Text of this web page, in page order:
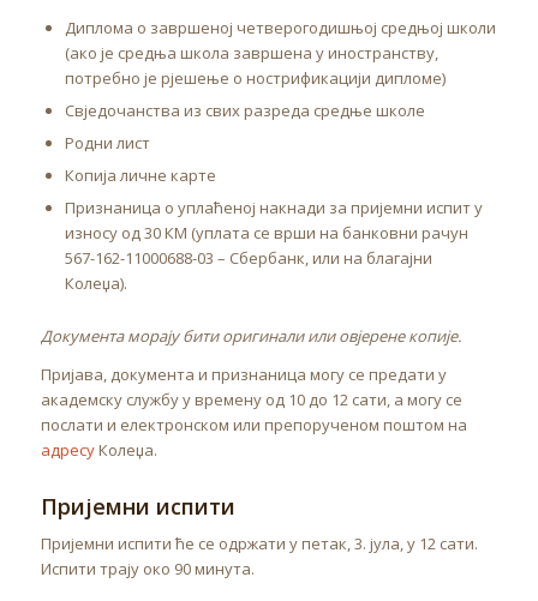
Диплома о завршеној четверогодишњој средњој школи
(ако је средња школа завршена у иностранству,
потребно је рјешење о нострификацији дипломе)
Свједочанства из свих разреда средње школе
Родни лист
Копија личне карте
Признаница о уплаћеној накнади за пријемни испит у
износу од 30 КМ (уплата се врши на банковни рачун
567-162-11000688-03 – Сбербанк, или на благајни
Колеџа).
Документа морају бити оригинали или овјерене копије.
Пријава, документа и признаница могу се предати у
академску службу у времену од 10 до 12 сати, а могу се
послати и електронском или препорученом поштом на
адресуКолеџа.
Пријемни испити
Пријемни испити ће се одржати у петак, 3. јула, у 12 сати.
Испити трају око 90 минута.